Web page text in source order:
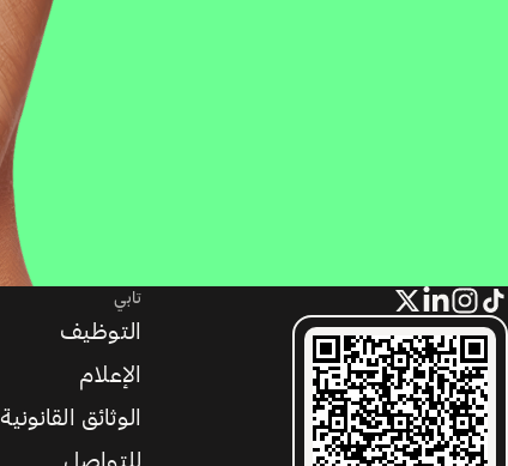
تابي
التوظيف
الإعلام
الوثائق القانونية
للتواصل